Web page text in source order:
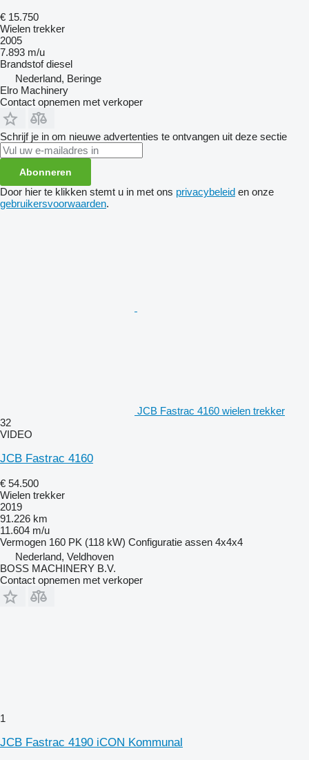
€ 15.750
Wielen trekker
2005
7.893 m/u
Brandstof diesel
Nederland, Beringe
Elro Machinery
Contact opnemen met verkoper
Schrijf je in om nieuwe advertenties te ontvangen uit deze sectie
Abonneren
Door hier te klikken stemt u in met ons privacybeleid en onze
gebruikersvoorwaarden.
JCB Fastrac 4160 wielen trekker
32
VIDEO
JCB Fastrac 4160
€ 54.500
Wielen trekker
2019
91.226 km
11.604 m/u
Vermogen 160 PK (118 kW) Configuratie assen 4x4x4
Nederland, Veldhoven
BOSS MACHINERY B.V.
Contact opnemen met verkoper
1
JCB Fastrac 4190 iCON Kommunal